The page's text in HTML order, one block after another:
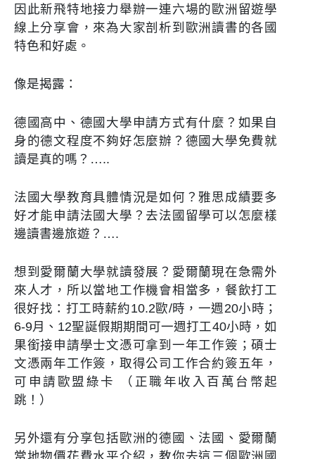
因此新飛特地接力舉辦一連六場的歐洲留遊學
線上分享會，來為大家剖析到歐洲讀書的各國
特色和好處。
像是揭露：
德國高中 、 德國大學 申請方式有什麼？如果自
身的德文程度不夠好怎麼辦？德國大學免費就
讀是真的嗎？…..
法國大學教育具體情況是如何？雅思成績要多
好才能申請法國大學？去法國留學可以怎麼樣
邊讀書邊旅遊？….
想到 愛爾蘭大學就讀發展？愛爾蘭現在急需外
來人才，所以當地工作機會相當多，餐飲打工
很好找：打工時薪約10.2歐/時，一週20小時；
6-9月、12聖誕假期期間可一週打工40小時，如
果銜接申請學士文憑可拿到一年工作簽；碩士
文憑兩年工作簽，取得公司工作合約簽五年，
可申請歐盟綠卡 （正職年收入百萬台幣起
跳！）
另外還有分享包括歐洲的德國、法國、愛爾蘭
當地物價花費水平介紹，教你去這三個歐洲國